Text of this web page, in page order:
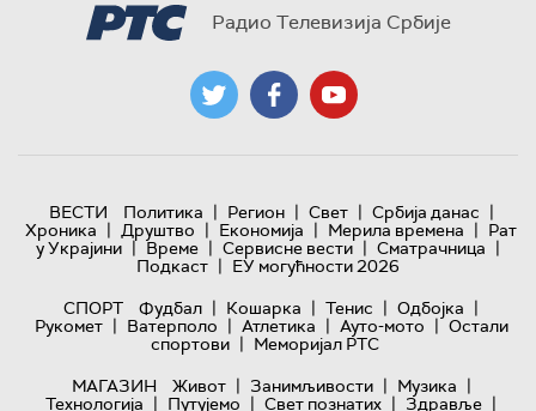
Радио Телевизија Србије
ВЕСТИ Политика | Регион | Свет | Србија данас |
Хроника | Друштво | Економија | Мерила времена | Рат
у Украјини | Време | Сервисне вести | Сматрачница |
Подкаст | ЕУ могућности 2026
СПОРТ
Фудбал | Кошарка | Тенис | Одбојка |
Рукомет | Ватерполо | Атлетика | Ауто-мото | Остали
спортови | Меморијал РТС
МАГАЗИН
Живот | Занимљивости | Музика |
Технологијa | Путујемо | Свет познатих | Здравље |